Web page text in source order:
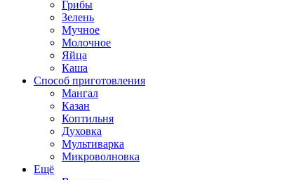
Грибы
Зелень
Мучное
Молочное
Яйца
Каша
Способ приготовления
Мангал
Казан
Коптильня
Духовка
Мультиварка
Микроволновка
Ещё